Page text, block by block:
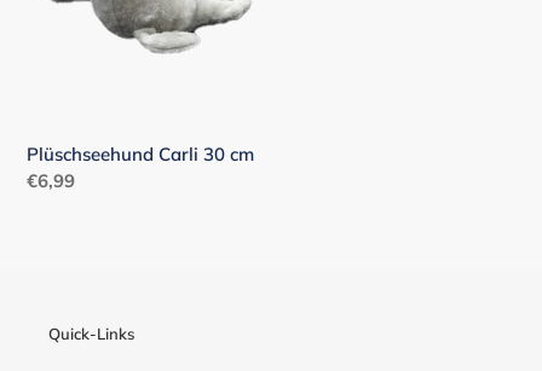
e
:
Plüschseehund Carli 30 cm
Normaler
€6,99
Quick-Links